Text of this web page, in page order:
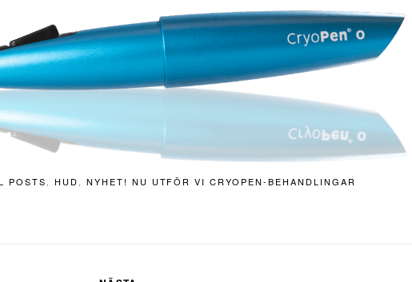
POSTS HUD NYHET! NU UTFÖR VI CRYOPEN-BEHANDLINGAR